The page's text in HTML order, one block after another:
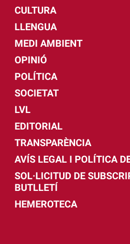
CULTURA
LLENGUA
MEDI AMBIENT
OPINIÓ
POLÍTICA
SOCIETAT
LVL
EDITORIAL
TRANSPARÈNCIA
AVÍS LEGAL I POLÍTICA
SOL·LICITUD DE
BUTLLETÍ
HEMEROTECA